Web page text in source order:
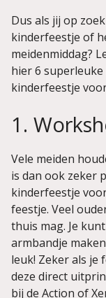
Dus als jij op
kinderfeestje of
meidenmiddag?
hier 6
kinderfeestje
1.
Vele meiden
is dan ook zeker
kinderfeestje
feestje. Veel
thuis mag. Je
armbandje
leuk! Zeker als je
deze direct
bij de Action of